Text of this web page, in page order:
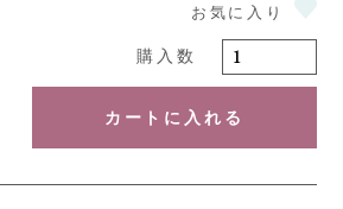
カートに入れる